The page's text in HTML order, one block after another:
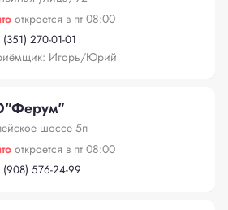
откроется в пт 08:00
(351) 270-01-01
Игорь/Юрий
шоссе 5п
откроется в пт 08:00
(908) 576-24-99